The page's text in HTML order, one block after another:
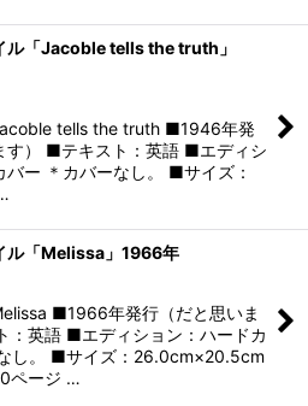
ル「Jacoble tells the truth」
tells the truth ■1946年発
す） ■テキスト：英語 ■エディシ
バー ＊カバーなし。 ■サイズ：
ル「Melissa」1966年
■1966年発行（だと思いま
：英語 ■エディション：ハードカ
し。 ■サイズ：26.0cm×20.5cm
ページ …